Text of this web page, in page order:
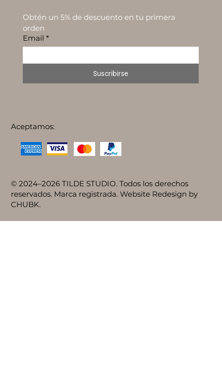
© 2024–2026 TILDE STUDIO. Todos los derechos
reservados. Marca registrada. Website Redesign by
CHUBK.
Obtén un 5% de descuento en tu primera
orden
Email *
Suscribirse
Aceptamos: